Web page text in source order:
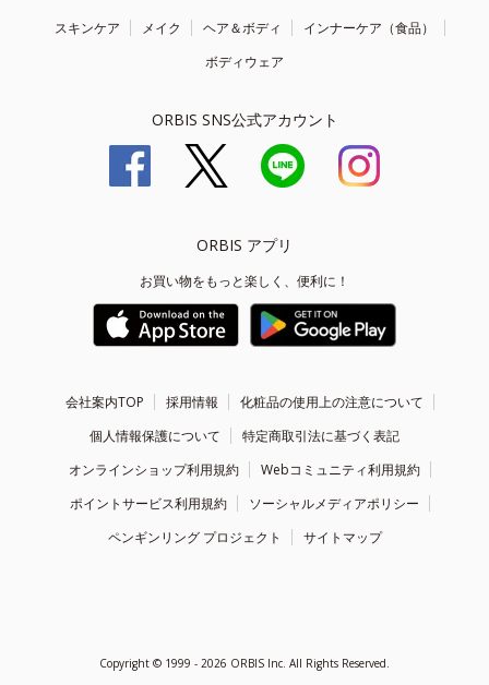
スキンケア メイク ヘア＆ボディ
インナーケア（食品）
ボディウェア
ORBIS SNS公式アカウント
ORBIS アプリ
お買い物をもっと楽しく、便利に！
会社案内TOP 採用情報
化粧品の使用上の注意について
個人情報保護について
特定商取引法に基づく表記
オンラインショップ利用規約
Webコミュニティ利用規約
ポイントサービス利用規約
ソーシャルメディアポリシー
ペンギンリング プロジェクト
サイトマップ
Copyright © 1999 - 2026 ORBIS Inc. All Rights Reserved.